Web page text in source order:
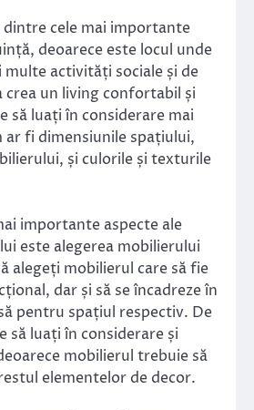
cele mai importante
deoarece este locul unde
multe activități sociale și de
crea un living confortabil și
să luați în considerare mai
fi dimensiunile spațiului,
și culorile și texturile
importante aspecte ale
este alegerea mobilierului
alegeți mobilierul care să fie
dar și să se încadreze în
pentru spațiul respectiv. De
să luați în considerare și
mobilierul trebuie să
elementelor de decor.